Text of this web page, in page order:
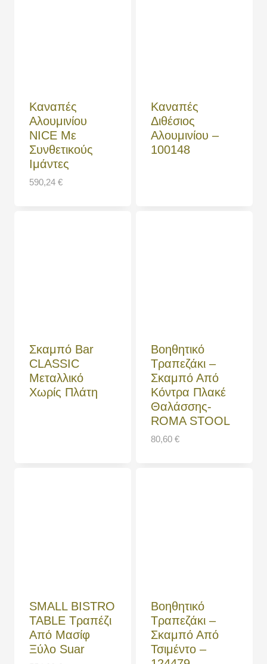
Καναπές
Αλουμινίου
NICE Με
Συνθετικούς
Ιμάντες
590,24 €
Καναπές
Διθέσιος
Αλουμινίου –
100148
Σκαμπό Bar
CLASSIC
Μεταλλικό
Χωρίς Πλάτη
Βοηθητικό
Τραπεζάκι –
Σκαμπό Από
Κόντρα Πλακέ
Θαλάσσης-
ROMA STOOL
80,60 €
SMALL BISTRO
TABLE Τραπέζι
Από Μασίφ
Ξύλο Suar
Βοηθητικό
Τραπεζάκι –
Σκαμπό Από
Τσιμέντο –